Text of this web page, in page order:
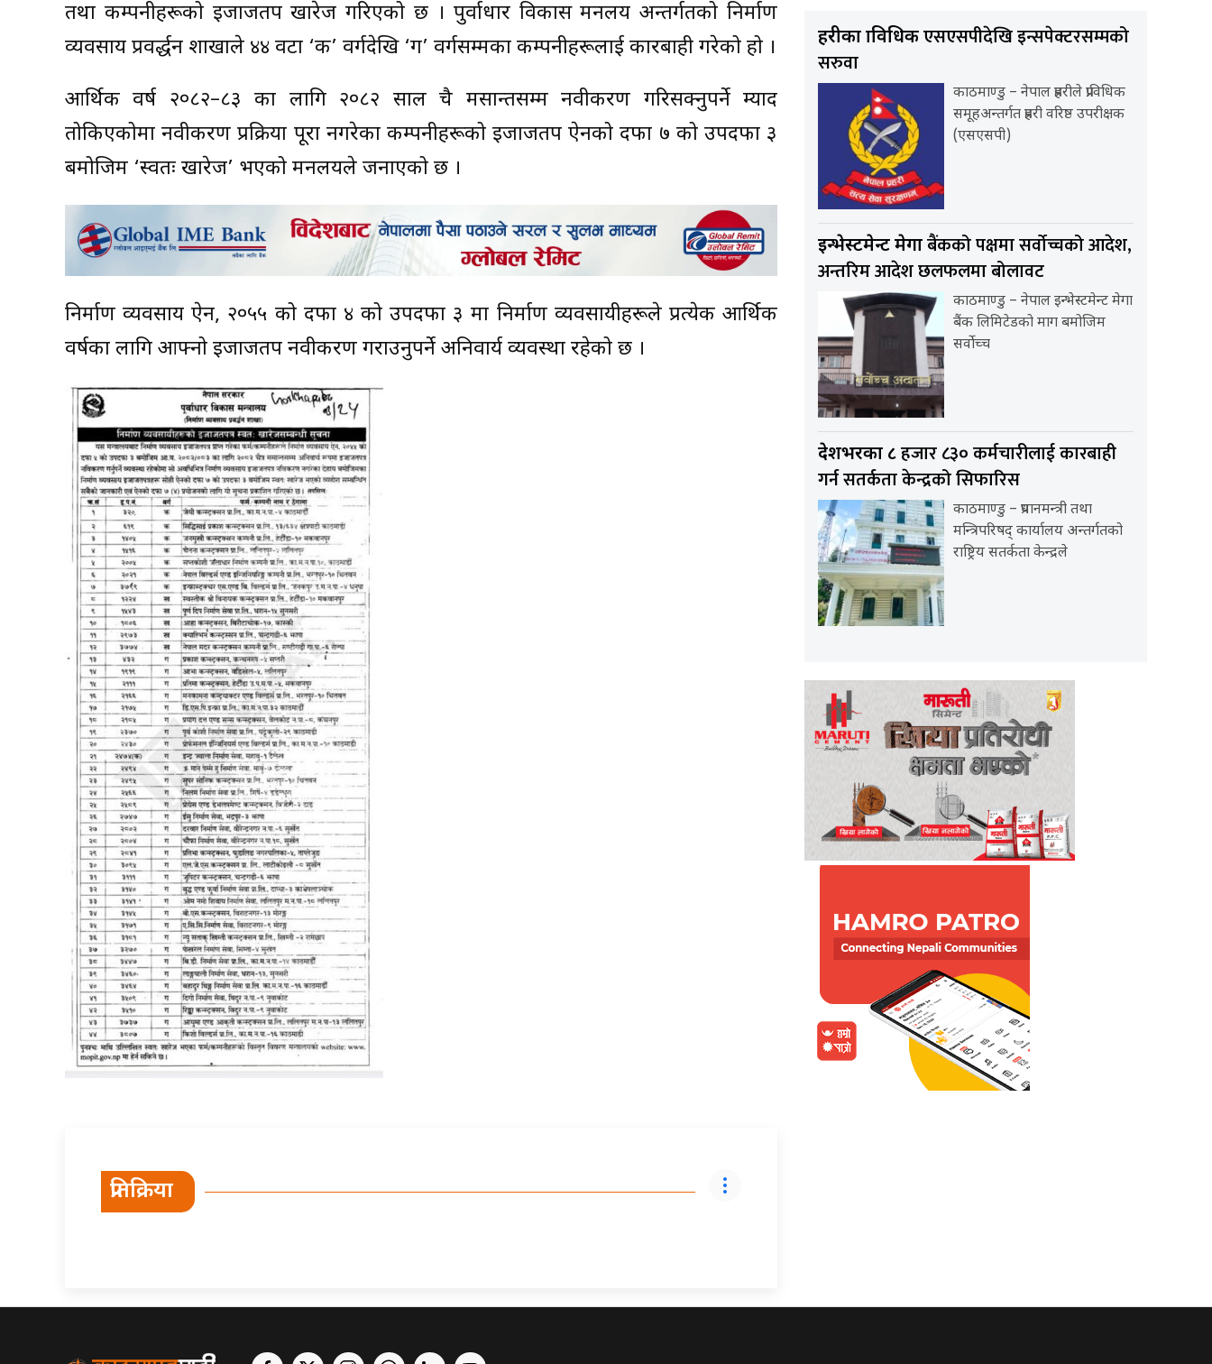
तथा कम्पनीहरूको इजाजतपत्र खारेज गरिएको छ । पुर्वाधार विकास मन्त्रालय अन्तर्गतको निर्माण
व्यवसाय प्रवर्द्धन शाखाले ४४ वटा ‘क’ वर्गदेखि ‘ग’ वर्गसम्मका कम्पनीहरूलाई कारबाही गरेको हो ।
आर्थिक वर्ष २०८२–८३ का लागि २०८२ साल चैत्र मसान्तसम्म नवीकरण गरिसक्नुपर्ने म्याद
तोकिएकोमा नवीकरण प्रक्रिया पूरा नगरेका कम्पनीहरूको इजाजतपत्र ऐनको दफा ७ को उपदफा ३
बमोजिम ‘स्वतः खारेज’ भएको मन्त्रालयले जनाएको छ ।
निर्माण व्यवसाय ऐन, २०५५ को दफा ४ को उपदफा ३ मा निर्माण व्यवसायीहरूले प्रत्येक आर्थिक
वर्षका लागि आफ्नो इजाजतपत्र नवीकरण गराउनुपर्ने अनिवार्य व्यवस्था रहेको छ ।
प्रतिक्रिया
प्रहरीका प्राविधिकएसएसपीदेखि इन्सपेक्टरसम्मको
सरुवा
काठमाण्डु – नेपाल प्रहरीले प्राविधिक
समूहअन्तर्गत प्रहरी वरिष्ठ उपरीक्षक
(एसएसपी)
इन्भेस्टमेन्ट मेगाबैंकको पक्षमा सर्वाेच्चको आदेश,
अन्तरिम आदेश छलफलमा बोलावट
काठमाण्डु – नेपाल इन्भेस्टमेन्ट मेगा
बैंक लिमिटेडको माग बमोजिम
सर्वोच्च
देशभरका ८हजार ८३० कर्मचारीलाई कारबाही
गर्न सतर्कता केन्द्रको सिफारिस
काठमाण्डु – प्रधानमन्त्री तथा
मन्त्रिपरिषद् कार्यालय अन्तर्गतको
राष्ट्रिय सतर्कता केन्द्रले